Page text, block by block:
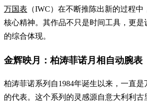
万国表 （IWC）在不断推陈出新的过程
核心精神。其作品不只是时间工具，更是
的综合体现。
金辉映月：柏涛菲诺月相自动腕表
柏涛菲诺系列自1984年诞生以来，一直是
的代表。这个系列的灵感源自意大利利古